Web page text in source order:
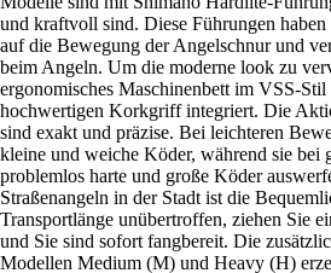
und kraftvoll sind. Diese Führungen
auf die Bewegung der Angelschnur und
beim Angeln. Um die moderne look zu
ergonomisches Maschinenbett im VSS-
hochwertigen Korkgriff integriert. Die
sind exakt und präzise. Bei leichteren
kleine und weiche Köder, während sie bei
problemlos harte und große Köder
Straßenangeln in der Stadt ist die
Transportlänge unübertroffen, ziehen Sie
und Sie sind sofort fangbereit. Die
Modellen Medium (M) und Heavy (H)